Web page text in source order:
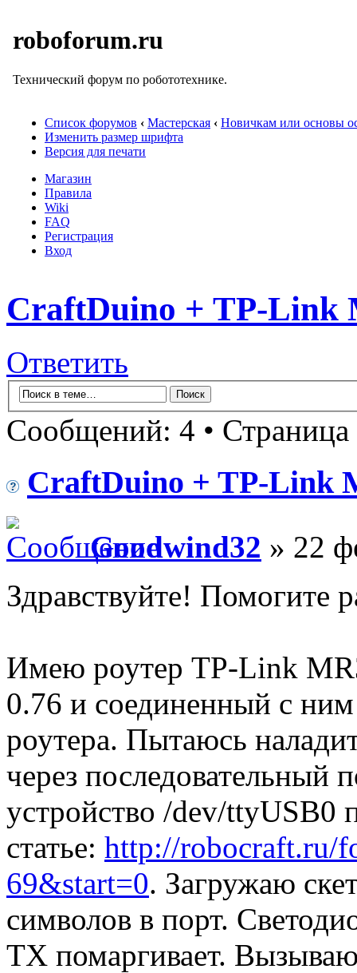
roboforum.ru
Технический форум по робототехнике.
Список форумов ‹ Мастерская ‹ Новичкам или основы
Изменить размер шрифта
Версия для печати
Магазин
Правила
Wiki
FAQ
Регистрация
Вход
CraftDuino + TP-Link
Ответить
Сообщений: 4 • Страница
CraftDuino + TP-Link
Goodwind32 » 22
Здравствуйте! Помогите
Имею роутер TP-Link
0.76 и соединенный с
роутера. Пытаюсь
через последовательный
устройство /dev/ttyUSB0
статье: http://robocraft.ru/
69&start=0. Загружаю
символов в порт.
TX помаргивает.